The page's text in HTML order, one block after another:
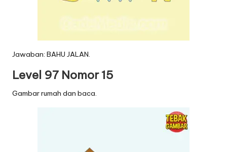
Jawaban: BAHU JALAN.
Level 97 Nomor 15
Gambar rumah dan baca.